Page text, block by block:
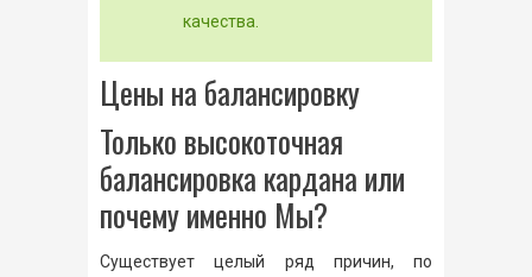
качества.
Цены на балансировку
Только высокоточная
балансировка кардана или
почему именно Мы?
Существует целый ряд причин, по